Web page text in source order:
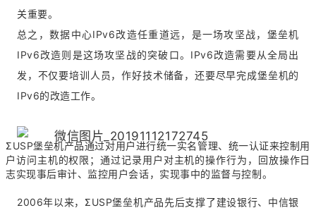
关重要。
总之，数据中心IPv6改造任重道远，是一场攻坚战，堡垒机
IPv6改造则是这场攻坚战的突破口。IPv6改造需要从全局出
发，不仅要培训人员，作好技术储备，还要尽早完成堡垒机的
IPv6的改造工作。
ΣUSP堡垒机产品通过对用户进行统一实名管理、统一认证来控制用
户访问主机的权限；通过记录用户对主机的操作行为，回放操作日
志实现事后审计、监控用户会话，实现事中的监督与控制。
2006年以来，ΣUSP堡垒机产品先后支撑了建设银行、中信银